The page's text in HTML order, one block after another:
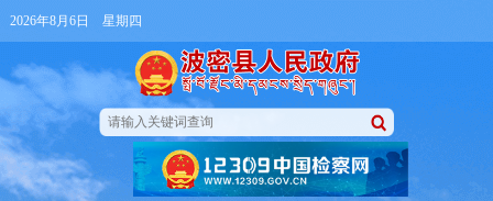
2026年8月6日 星期四